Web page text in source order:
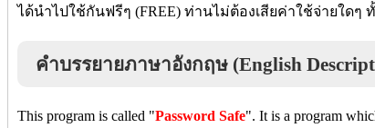
ได้นำไปใช้กันฟรีๆ (FREE) ท่านไม่ต้องเสียค่าใช้จ่ายใดๆ
คำบรรยายภาษาอังกฤษ (English
This program is called "Password Safe". It is a program